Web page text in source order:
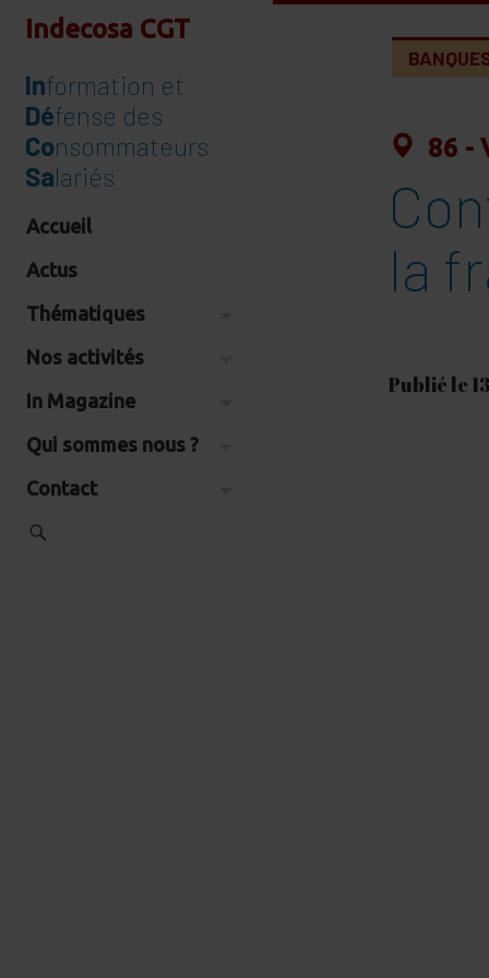
Indecosa CGT
Information et
Défense des
Consommateurs
Salariés
Accueil
Actus
Thématiques
Nos activités
In Magazine
Qui sommes nous ?
Contact
86 -
la
Publié le